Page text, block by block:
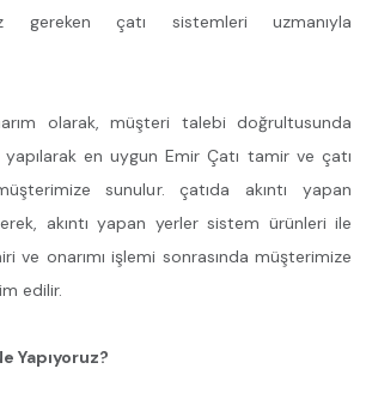
gereken çatı sistemleri uzmanıyla
olarak, müşteri talebi doğrultusunda
en uygun Emir Çatı tamir ve çatı
sunulur. çatıda akıntı yapan
akıntı yapan yerler sistem ürünleri ile
ve onarımı işlemi sonrasında müşterimize
edilir.
Yapıyoruz?